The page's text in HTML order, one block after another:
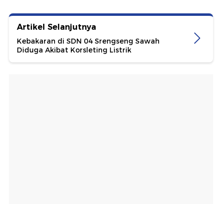
Artikel Selanjutnya
Kebakaran di SDN 04 Srengseng Sawah
Diduga Akibat Korsleting Listrik